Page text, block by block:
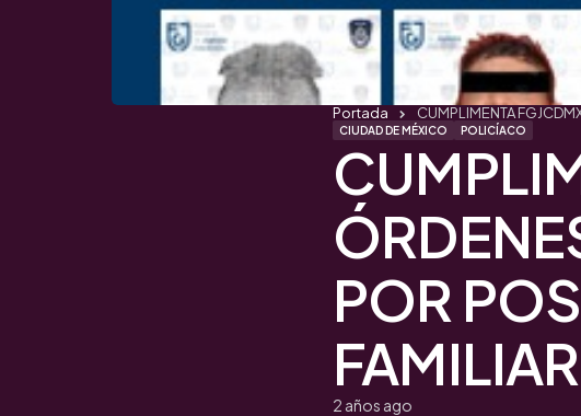
CIUDAD DE MÉXICO POLICÍACO
POR
FAMILIAR
2 años ago
Portada CUMPLIMENTA